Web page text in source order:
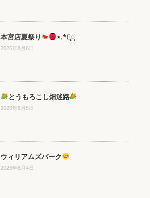
本宮店夏祭り ⋆.*⃝̥◌̥
2026年8月6日
とうもろこし畑迷路
2026年8月5日
ウィリアムズパーク
2026年8月4日